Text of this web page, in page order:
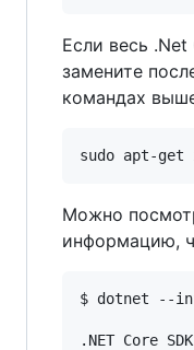
Если весь
замените
командах
Можно
информацию,
$ dotnet --
.NET Core